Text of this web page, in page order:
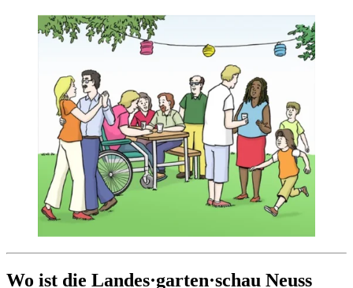
Wo ist die Landes·garten·schau Neuss